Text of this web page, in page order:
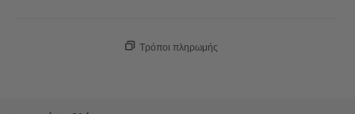
Τρόποι πληρωμής